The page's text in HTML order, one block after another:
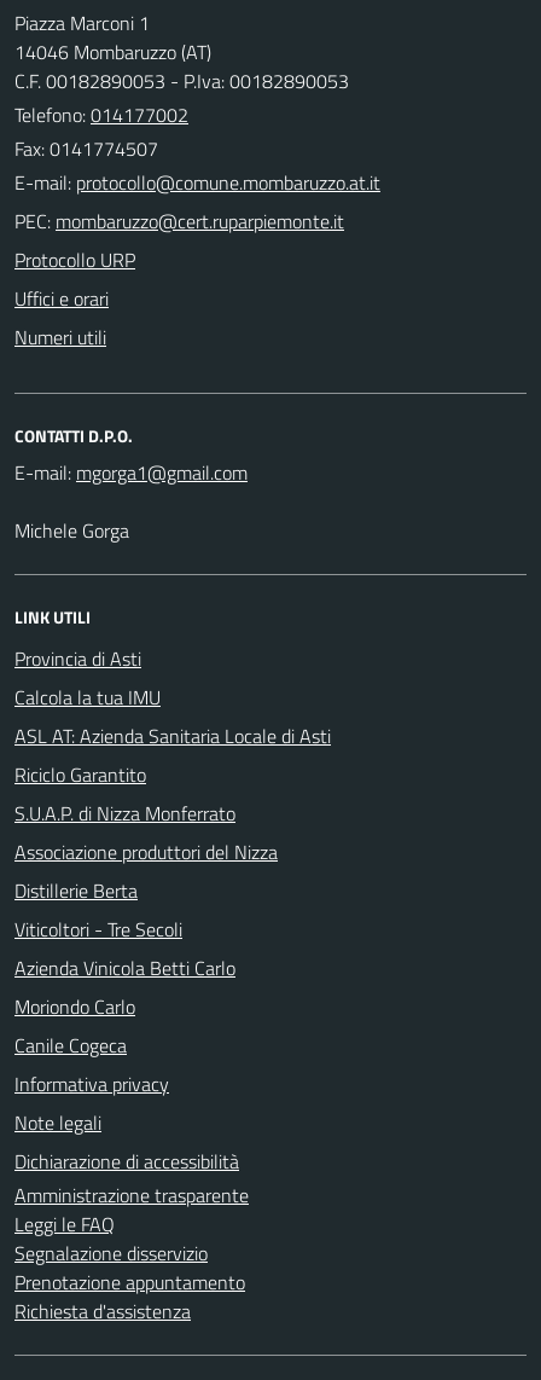
Piazza Marconi 1
14046 Mombaruzzo (AT)
C.F. 00182890053 - P.Iva: 00182890053
Telefono:014177002
Fax: 0141774507
E-mail:
PEC:
Protocollo URP
Uffici e orari
Numeri utili
CONTATTI D.P.O.
E-mail:
Michele Gorga
LINK UTILI
Provincia di Asti
Calcola la tua IMU
ASL AT: Azienda Sanitaria Locale di Asti
Riciclo Garantito
S.U.A.P. di Nizza Monferrato
Associazione produttori del Nizza
Distillerie Berta
Viticoltori - Tre Secoli
Azienda Vinicola Betti Carlo
Moriondo Carlo
Canile Cogeca
Informativa privacy
Note legali
Dichiarazione di accessibilità
Amministrazione trasparente
Leggi le FAQ
Segnalazione disservizio
Prenotazione appuntamento
Richiesta d'assistenza